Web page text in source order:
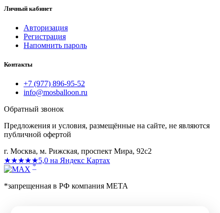
Личный кабинет
Авторизация
Регистрация
Напомнить пароль
Контакты
+7 (977) 896-95-52
info@mosballoon.ru
Обратный звонок
Предложения и условия, размещённые на сайте, не являются
публичной офертой
г. Москва, м. Рижская, проспект Мира, 92с2
★★★★★5,0 на Яндекс Картах
*
*запрещенная в РФ компания МЕТА